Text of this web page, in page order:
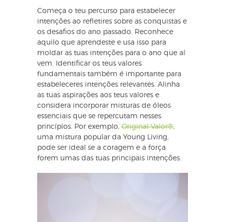
Começa o teu percurso para estabelecer
intenções ao refletires sobre as conquistas e
os desafios do ano passado. Reconhece
aquilo que aprendeste e usa isso para
moldar as tuas intenções para o ano que aí
vem. Identificar os teus valores
fundamentais também é importante para
estabeleceres intenções relevantes. Alinha
as tuas aspirações aos teus valores e
considera incorporar misturas de óleos
essenciais que se repercutam nesses
princípios. Por exemplo, Original Valor®,
uma mistura popular da Young Living,
pode ser ideal se a coragem e a força
forem umas das tuas principais intenções.